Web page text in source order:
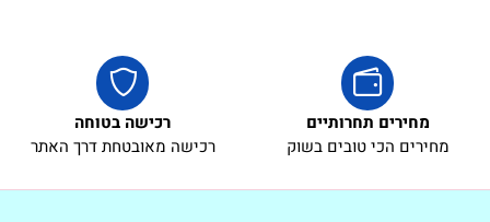
מחירים תחרותיים
מחירים הכי טובים בשוק
רכישה בטוחה
רכישה מאובטחת דרך האתר